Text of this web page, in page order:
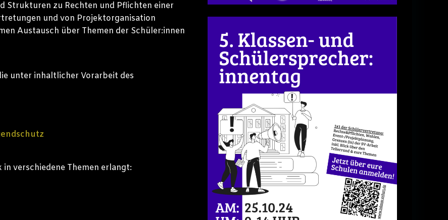
Strukturen zu Rechten und Pflichten einer
und von Projektorganisation
Austausch über Themen der Schüler:innen
unter inhaltlicher Vorarbeit des
verschiedene Themen erlangt: